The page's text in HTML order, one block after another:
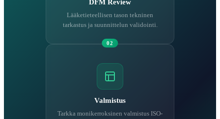
DFM Review
Lääketieteellisen tason tekninen
tarkastus ja suunnittelun validointi.
02
Valmistus
Tarkka monikerroksinen valmistus ISO-